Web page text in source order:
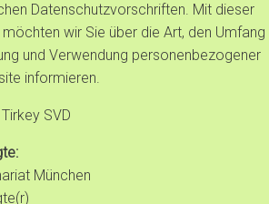
Datenschutzvorschriften. Mit dieser
wir Sie über die Art, den Umfang
und Verwendung personenbezogener
informieren.
SVD
München